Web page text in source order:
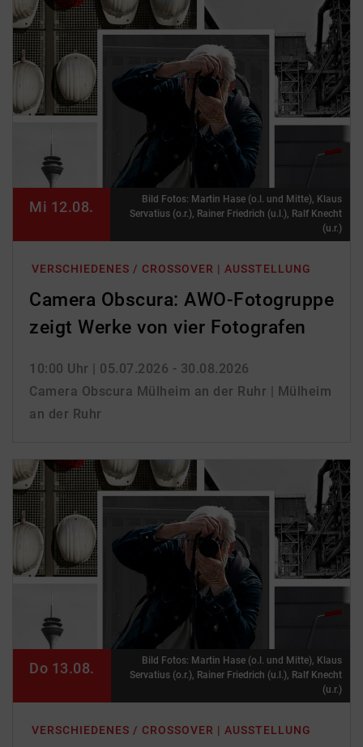
VERSCHIEDENES / CROSSOVER | AUSSTELLUNG
Camera Obscura: AWO-Fotogruppe
zeigt Werke von vier Fotografen
10:00 Uhr | 05.07.2026 - 30.08.2026
Camera Obscura Mülheim an der Ruhr | Mülheim
an der Ruhr
Mi 12.08.
Bild Fotos: Martin Hase (o.l. und Mitte), Klaus
Servatius (o.r.), Rainer Friedrich (u.l.), Ralf Knecht
(u.r.)
VERSCHIEDENES / CROSSOVER | AUSSTELLUNG
Do 13.08.
Bild Fotos: Martin Hase (o.l. und Mitte), Klaus
Servatius (o.r.), Rainer Friedrich (u.l.), Ralf Knecht
(u.r.)